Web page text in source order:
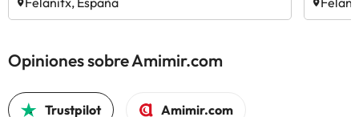
Opiniones sobre Amimir.com
Trustpilot Amimir.com